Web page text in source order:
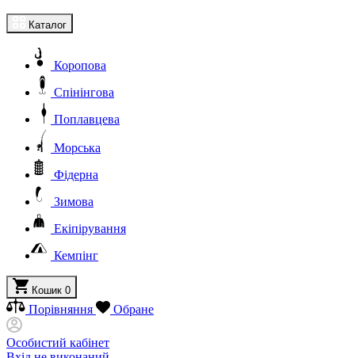
Каталог
Коропова
Спінінгова
Поплавцева
Морська
Фідерна
Зимова
Екіпірування
Кемпінг
Кошик 0
Порівняння Обране
Особистий кабінет